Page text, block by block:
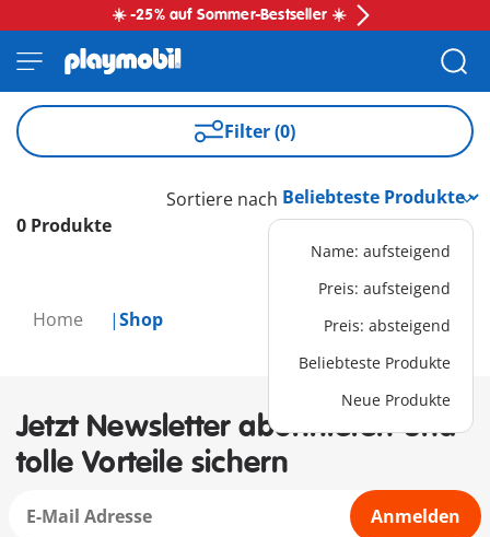
☀️ -25% auf Sommer-Bestseller ☀️
Home Shop
Filter (0)
0 Produkte
Sortiere nach
Name: aufsteigend
Preis: aufsteigend
Preis: absteigend
Beliebteste Produkte
Neue Produkte
Jetzt Newsletter abonnieren und
tolle Vorteile sichern
Anmelden